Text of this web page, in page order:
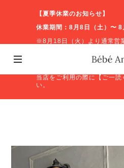
【夏季休業のお知らせ】
休業期間：8月8日（土）〜 8
※8月18日（火）より通常営
休業期間中のお問い合わせ
につきましては、営業再開
当店をご利用の際に【ご一
い。